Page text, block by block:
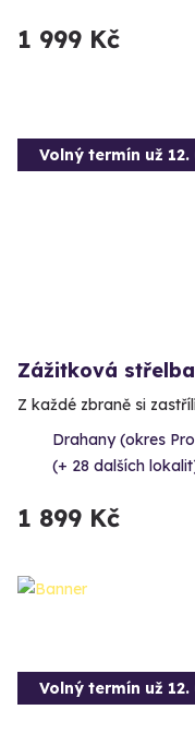
1 999 Kč
Volný termín už 12.
Zážitková
Z každé zbraně si
Drahany (okres
(+ 28 dalších
1 899 Kč
Volný termín už 12.